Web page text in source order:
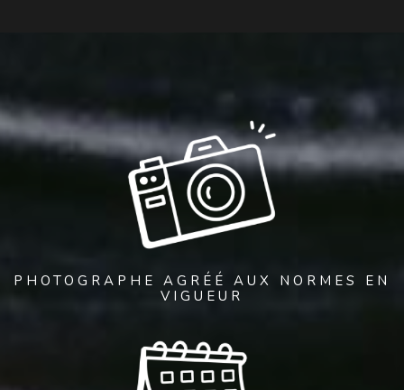
PHOTOGRAPHE AGRÉÉ AUX NORMES EN
VIGUEUR